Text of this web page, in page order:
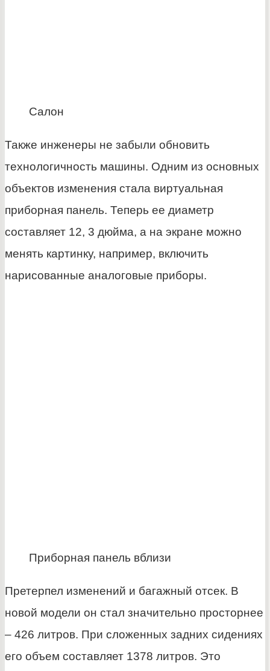
Салон
Также инженеры не забыли обновить
технологичность машины. Одним из основных
объектов изменения стала виртуальная
приборная панель. Теперь ее диаметр
составляет 12, 3 дюйма, а на экране можно
менять картинку, например, включить
нарисованные аналоговые приборы.
Приборная панель вблизи
Претерпел изменений и багажный отсек. В
новой модели он стал значительно просторнее
– 426 литров. При сложенных задних сидениях
его объем составляет 1378 литров. Это